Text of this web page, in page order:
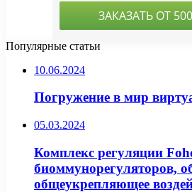
Популярные статьи
10.06.2024
Погружение в мир
05.03.2024
Комплекс регуляции
биоммунорегуляторов,
общеукрепляющее